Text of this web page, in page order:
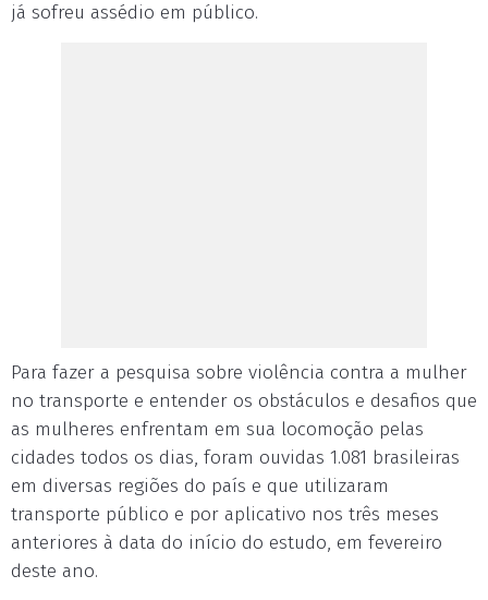
já sofreu assédio em público.
Para fazer a pesquisa sobre violência contra a mulher
no transporte e entender os obstáculos e desafios que
as mulheres enfrentam em sua locomoção pelas
cidades todos os dias, foram ouvidas 1.081 brasileiras
em diversas regiões do país e que utilizaram
transporte público e por aplicativo nos três meses
anteriores à data do início do estudo, em fevereiro
deste ano.